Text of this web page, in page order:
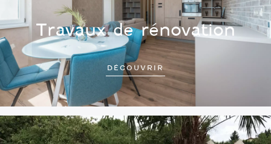
Travaux de rénovation
DÉCOUVRIR